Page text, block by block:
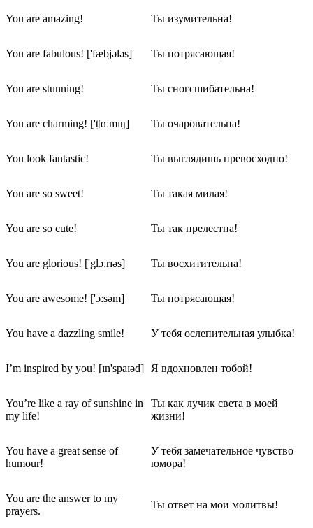
You are amazing! Ты изумительна!
You are fabulous! ['fæbjələs] Ты потрясающая!
You are stunning! Ты сногсшибательна!
You are charming! ['ʧɑːmɪŋ] Ты очаровательна!
You look fantastic! Ты выглядишь превосходно!
You are so sweet! Ты такая милая!
You are so cute! Ты так прелестна!
You are glorious! ['glɔːrɪəs] Ты восхитительна!
You are awesome! ['ɔːsəm] Ты потрясающая!
You have a dazzling smile! У тебя ослепительная улыбка!
I’m inspired by you! [ɪn'spaɪəd] Я вдохновлен тобой!
You’re like a ray of sunshine in
my life!
Ты как лучик света в моей
жизни!
You have a great sense of
humour!
У тебя замечательное чувство
юмора!
You are the answer to my
prayers.
Ты ответ на мои молитвы!